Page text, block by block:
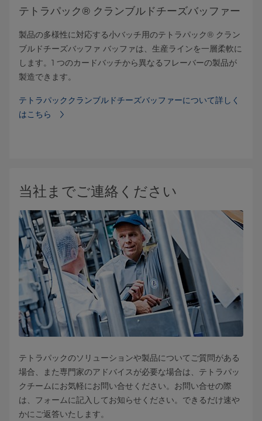
テトラパック® クランブルドチーズバッファー
製品の多様性に対応する小バッチ用のテトラパック® クラン
ブルドチーズバッファ バッファは、生産ラインを一層柔軟に
します。1 つのカードバッチから異なるフレーバーの製品が
製造できます。
テトラパッククランブルドチーズバッファーについて詳しく
はこちら
当社までご連絡ください
テトラパックのソリューションや製品についてご質問がある
場合、また専門家のアドバイスが必要な場合は、テトラパッ
クチームにお気軽にお問い合せください。お問い合せの際
は、フォームに記入してお知らせください。できるだけ速や
かにご返答いたします。